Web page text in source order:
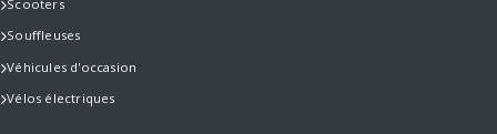
Scooters
Souffleuses
Véhicules d'occasion
Vélos électriques